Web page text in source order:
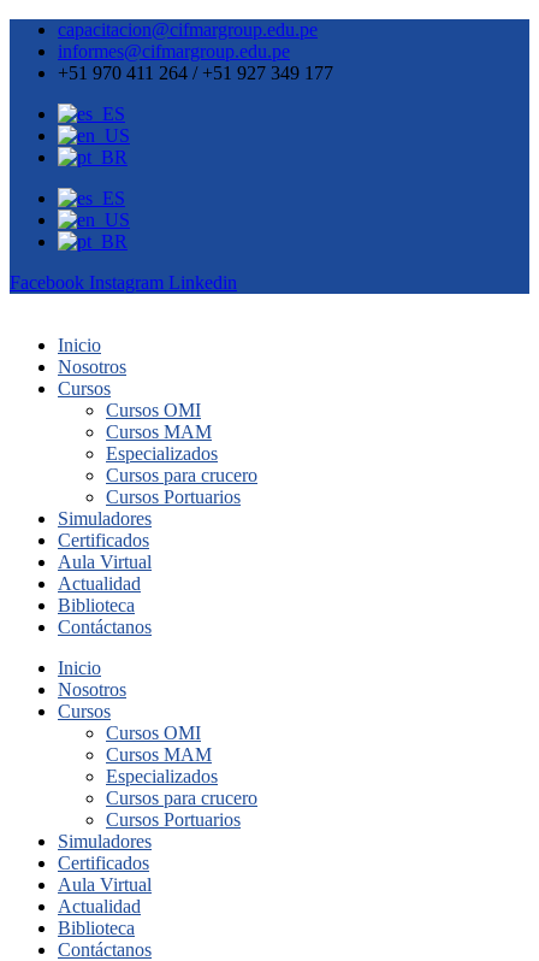
capacitacion@cifmargroup.edu.pe
informes@cifmargroup.edu.pe
+51 970 411 264 / +51 927 349 177
Facebook Instagram Linkedin
Inicio
Nosotros
Cursos
Cursos OMI
Cursos MAM
Especializados
Cursos para crucero
Cursos Portuarios
Simuladores
Certificados
Aula Virtual
Actualidad
Biblioteca
Contáctanos
Inicio
Nosotros
Cursos
Cursos OMI
Cursos MAM
Especializados
Cursos para crucero
Cursos Portuarios
Simuladores
Certificados
Aula Virtual
Actualidad
Biblioteca
Contáctanos